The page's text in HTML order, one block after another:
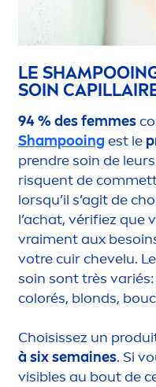
LE
SOIN
94 % des femmes
Shampooing est le
prendre soin de
risquent de
lorsqu’il s’agit de
l’achat, vérifiez que
vraiment aux
votre cuir chevelu.
soin sont très
colorés, blonds,
Choisissez un
à six semaines. Si
visibles au bout de